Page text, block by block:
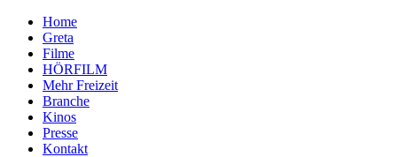
Home
Greta
Filme
HÖRFILM
Mehr Freizeit
Branche
Kinos
Presse
Kontakt